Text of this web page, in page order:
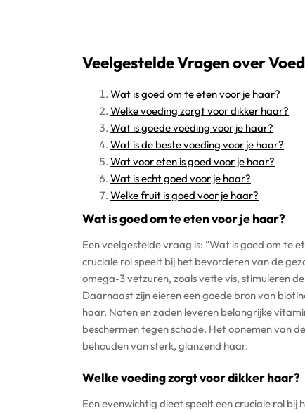
Veelgestelde Vragen over
Wat is goed om te eten voor je haar?
Welke voeding zorgt voor dikker haar?
Wat is goede voeding voor je haar?
Wat is de beste voeding voor je haar?
Wat voor eten is goed voor je haar?
Wat is echt goed voor je haar?
Welke fruit is goed voor je haar?
Wat is goed om te eten voor je haar?
Een veelgestelde vraag is: “Wat is goed om te
cruciale rol speelt bij het bevorderen van de
omega-3 vetzuren, zoals vette vis, stimuleren
Daarnaast zijn eieren een goede bron van
haar. Noten en zaden leveren belangrijke
beschermen tegen schade. Het opnemen van
behouden van sterk, glanzend haar.
Welke voeding zorgt voor dikker haar?
Een evenwichtig dieet speelt een cruciale rol